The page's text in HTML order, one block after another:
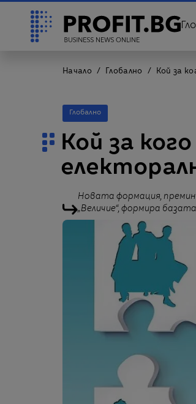
Начало Глобално Кой за
Глобално
Кой за
Новата формация,
„Величие“, формира